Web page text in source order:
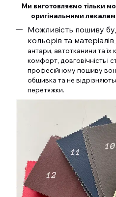
Ми виготовляємо тільки
оригінальними
Можливість пошиву
кольорів та матеріалів
антари, автотканини та їх
комфорт, довговічність і
професійному пошиву
обшивка та не
перетяжки.